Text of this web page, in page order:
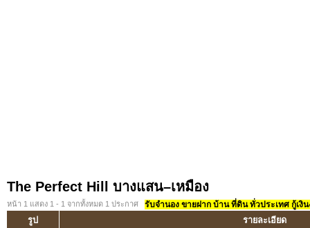
The Perfect Hill บางแสน–เหมือง
หน้า 1 แสดง 1 - 1 จากทั้งหมด 1 ประกาศ รับจำนอง ขายฝาก บ้าน ที่ดิน ทั่วประเทศ กู้เงิ
รูป รายละเอียด